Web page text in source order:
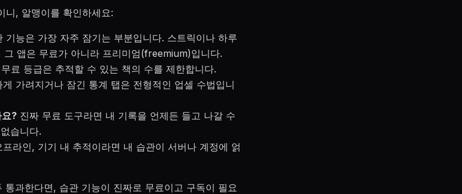
니, 알맹이를 확인하세요:
기능은 가장 자주 잠기는 부분입니다. 스트릭이나 하루
그 앱은 무료가 아니라 프리미엄(freemium)입니다.
료 등급은 추적할 수 있는 책의 수를 제한합니다.
게 가려지거나 잠긴 통계 탭은 전형적인 업셀 수법입니
? 진짜 무료 도구라면 내 기록을 언제든 들고 나갈 수
습니다.
프라인, 기기 내 추적이라면 내 습관이 서버나 계정에 얽
과한다면, 습관 기능이 진짜로 무료이고 구독이 필요